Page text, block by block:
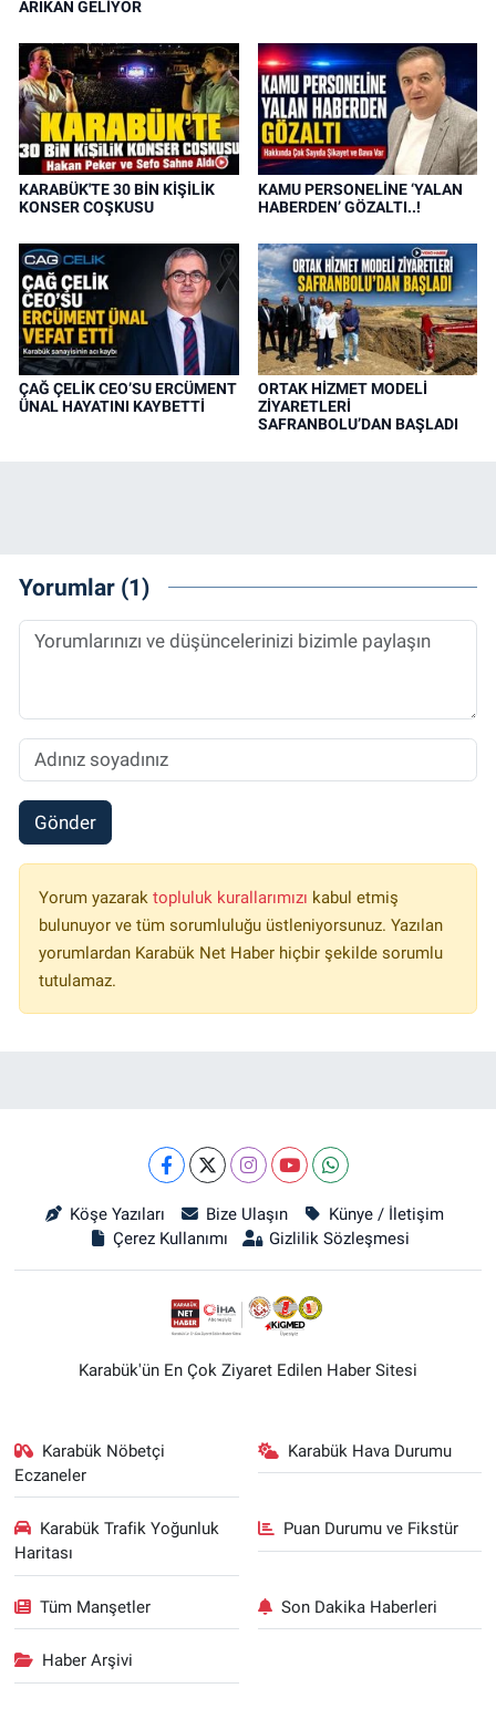
ARIKAN GELİYOR
KARABÜK'TE 30 BİN KİŞİLİK
KONSER COŞKUSU
KAMU PERSONELİNE ‘YALAN
HABERDEN’ GÖZALTI..!
ÇAĞ ÇELİK CEO’SU ERCÜMENT
ÜNAL HAYATINI KAYBETTİ
ORTAK HİZMET MODELİ
ZİYARETLERİ
SAFRANBOLU’DAN BAŞLADI
Yorumlar (1)
Gönder
Yorum yazarak topluluk kurallarımızı kabul etmiş
bulunuyor ve tüm sorumluluğu üstleniyorsunuz. Yazılan
yorumlardan Karabük Net Haber hiçbir şekilde sorumlu
tutulamaz.
Köşe Yazıları Bize Ulaşın
Künye / İletişim
Çerez Kullanımı
Gizlilik Sözleşmesi
Karabük'ün En Çok Ziyaret Edilen Haber Sitesi
Karabük Nöbetçi
Eczaneler
Karabük Hava Durumu
Karabük Trafik Yoğunluk
Haritası
Puan Durumu ve Fikstür
Tüm Manşetler Son Dakika Haberleri
Haber Arşivi